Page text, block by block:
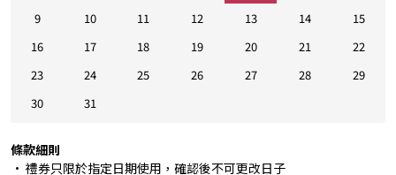
9
10 11 12 13 14
15
16
17 18 19 20 21
22
23
24 25 26 27 28
29
30
31
條款細則
• 禮券只限於指定日期使用，確認後不可更改日子